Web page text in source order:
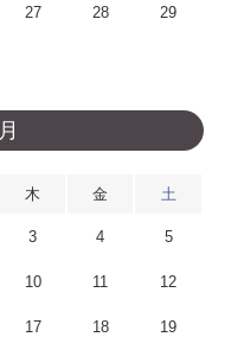
27 28 29
木 金 土
3 4 5
10 11 12
17 18 19